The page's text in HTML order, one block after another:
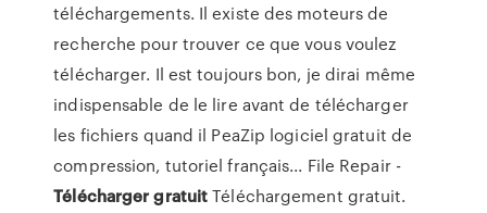
téléchargements. Il existe des moteurs de
recherche pour trouver ce que vous voulez
télécharger. Il est toujours bon, je dirai même
indispensable de le lire avant de télécharger
les fichiers quand il PeaZip logiciel gratuit de
compression, tutoriel français... File Repair -
Télécharger gratuitTéléchargement gratuit.